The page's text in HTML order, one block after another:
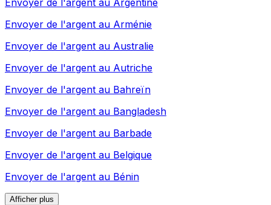
Envoyer de l'argent au Argentine
Envoyer de l'argent au Arménie
Envoyer de l'argent au Australie
Envoyer de l'argent au Autriche
Envoyer de l'argent au Bahreïn
Envoyer de l'argent au Bangladesh
Envoyer de l'argent au Barbade
Envoyer de l'argent au Belgique
Envoyer de l'argent au Bénin
Afficher plus